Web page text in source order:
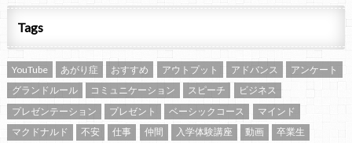
Tags
YouTube あがり症 おすすめ アウトプット アドバンス
アンケート
グランドルール
コミュニケーション スピーチ
ビジネス
プレゼンテーション
プレゼント ベーシックコース
マインド
マクドナルド
不安 仕事 仲間 入学体験講座 動画
卒業生